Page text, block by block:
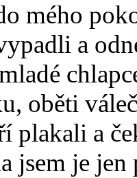
mého
a
oběti
plakali a
jsem je